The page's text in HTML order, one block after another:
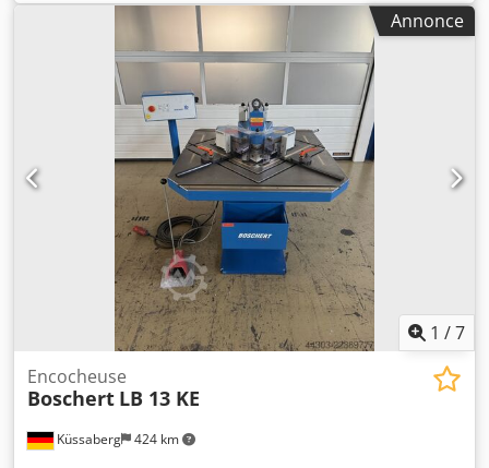
des outils de découpe. Dcsdpfx Ajznlb Temrsk
Spécialement conçu pour répondre aux exigences de
l'usinage moderne des tôles, il permet l'affûtage précis des
poinçons et des matrices de divers systèmes d'outillage.
L'EasySharp est équipé pour l'affûtage des outils Trumpf,
mais sur demande et moyennant un supplément, les
adaptateurs pour les outils Amada peuvent être fournis.
L'état optique et technique de l'EasySharp est très bon ; il
a été remis à neuf cette année. Diamètre du disque
d'affûtage : 175 mm Réglage de la hauteur : 150 mm
Incréments d'avance : 0,02 mm Zone de travail : 400 mm x
150 mm Hauteur de travail : 1100 mm Dimensions avec le
châssis : 800 x 520 x 1300 mm Poids : 160 kg
Annonce
1 /7
Küssaberg 424 km
Encocheuse
Boschert LB 13 KE